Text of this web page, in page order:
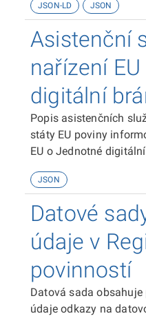
JSON-LD JSON
Asistenční
nařízení
digitální
Popis asistenčních
státy EU poviny
EU o Jednotné
JSON
Datové
údaje v
povinností
Datová sada
údaje odkazy na